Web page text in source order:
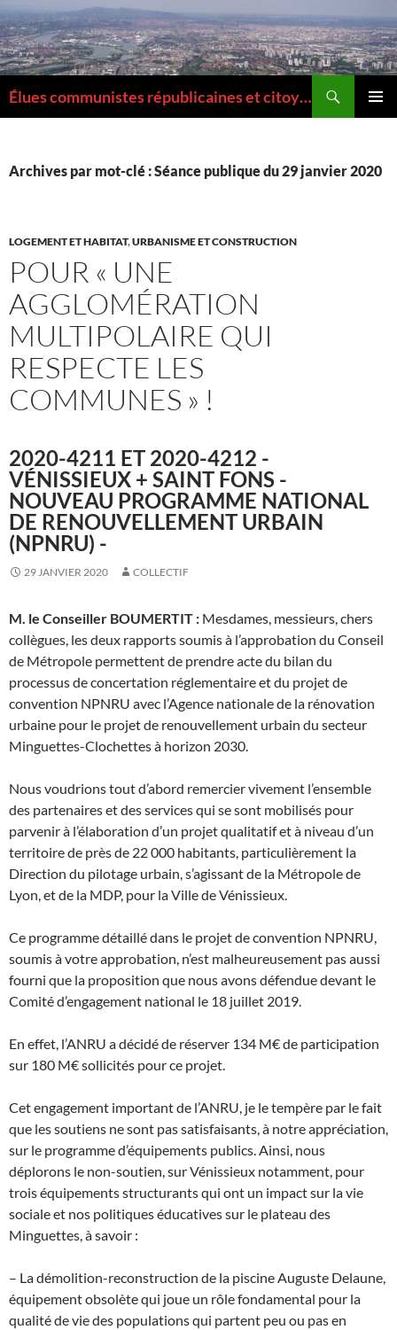
Aller
au
contenu
Élues communistes républicaines et citoyennes de la Métropole de Lyon
Archives par mot-clé : Séance publique du 29 janvier 2020
LOGEMENT ET HABITAT,URBANISME ET CONSTRUCTION
POUR « UNE
AGGLOMÉRATION
MULTIPOLAIRE QUI
RESPECTE LES
COMMUNES » !
2020-4211 ET 2020-4212 -
VÉNISSIEUX + SAINT FONS -
NOUVEAU PROGRAMME NATIONAL
DE RENOUVELLEMENT URBAIN
(NPNRU) -
29 JANVIER 2020 COLLECTIF
M. le Conseiller BOUMERTIT : Mesdames, messieurs, chers
collègues, les deux rapports soumis à l’approbation du Conseil
de Métropole permettent de prendre acte du bilan du
processus de concertation réglementaire et du projet de
convention NPNRU avec l’Agence nationale de la rénovation
urbaine pour le projet de renouvellement urbain du secteur
Minguettes-Clochettes à horizon 2030.
Nous voudrions tout d’abord remercier vivement l’ensemble
des partenaires et des services qui se sont mobilisés pour
parvenir à l’élaboration d’un projet qualitatif et à niveau d’un
territoire de près de 22 000 habitants, particulièrement la
Direction du pilotage urbain, s’agissant de la Métropole de
Lyon, et de la MDP, pour la Ville de Vénissieux.
Ce programme détaillé dans le projet de convention NPNRU,
soumis à votre approbation, n’est malheureusement pas aussi
fourni que la proposition que nous avons défendue devant le
Comité d’engagement national le 18 juillet 2019.
En effet, l’ANRU a décidé de réserver 134 M€ de participation
sur 180 M€ sollicités pour ce projet.
Cet engagement important de l’ANRU, je le tempère par le fait
que les soutiens ne sont pas satisfaisants, à notre appréciation,
sur le programme d’équipements publics. Ainsi, nous
déplorons le non-soutien, sur Vénissieux notamment, pour
trois équipements structurants qui ont un impact sur la vie
sociale et nos politiques éducatives sur le plateau des
Minguettes, à savoir :
– La démolition-reconstruction de la piscine Auguste Delaune,
équipement obsolète qui joue un rôle fondamental pour la
qualité de vie des populations qui partent peu ou pas en